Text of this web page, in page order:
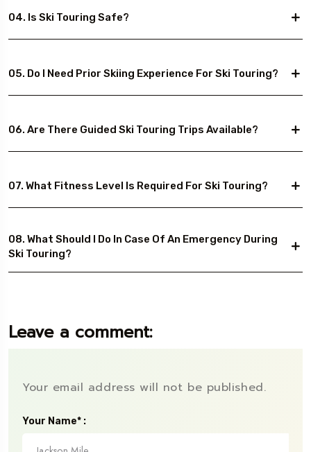
04. Is Ski Touring Safe?
05. Do I Need Prior Skiing Experience For Ski Touring?
06. Are There Guided Ski Touring Trips Available?
07. What Fitness Level Is Required For Ski Touring?
08. What Should I Do In Case Of An Emergency During
Ski Touring?
Leave a comment:
Your email address will not be published.
Your Name* :